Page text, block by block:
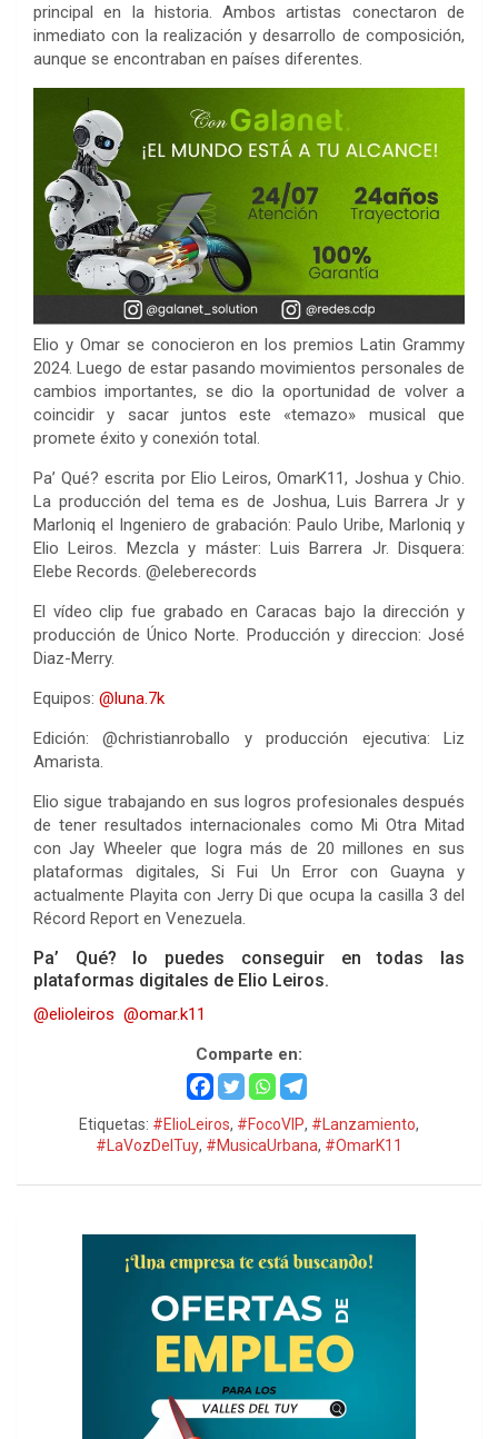
principal en la historia. Ambos artistas conectaron de
inmediato con la realización y desarrollo de composición,
aunque se encontraban en países diferentes.
Elio y Omar se conocieron en los premios Latin Grammy
2024. Luego de estar pasando movimientos personales de
cambios importantes, se dio la oportunidad de volver a
coincidir y sacar juntos este «temazo» musical que
promete éxito y conexión total.
Pa’ Qué? escrita por Elio Leiros, OmarK11, Joshua y Chio.
La producción del tema es de Joshua, Luis Barrera Jr y
Marloniq el Ingeniero de grabación: Paulo Uribe, Marloniq y
Elio Leiros. Mezcla y máster: Luis Barrera Jr. Disquera:
Elebe Records. @eleberecords
El vídeo clip fue grabado en Caracas bajo la dirección y
producción de Único Norte. Producción y direccion: José
Diaz-Merry.
Equipos: @luna.7k
Edición: @christianroballo y producción ejecutiva: Liz
Amarista.
Elio sigue trabajando en sus logros profesionales después
de tener resultados internacionales como Mi Otra Mitad
con Jay Wheeler que logra más de 20 millones en sus
plataformas digitales, Si Fui Un Error con Guayna y
actualmente Playita con Jerry Di que ocupa la casilla 3 del
Récord Report en Venezuela.
Pa’ Qué? lo puedes conseguir en todas las
plataformas digitales de Elio Leiros.
@elioleiros @omar.k11
Comparte en:
Etiquetas: #ElioLeiros, #FocoVIP, #Lanzamiento,
#LaVozDelTuy, #MusicaUrbana, #OmarK11